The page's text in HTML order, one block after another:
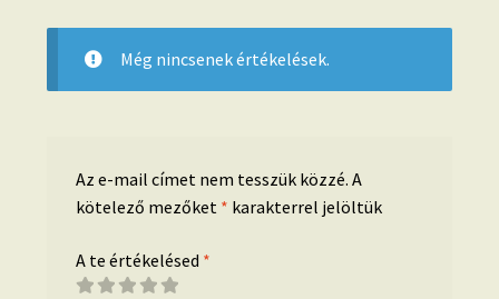
Még nincsenek értékelések.
Az e-mail címet nem tesszük közzé. A
kötelező mezőket * karakterrel jelöltük
A te értékelésed *